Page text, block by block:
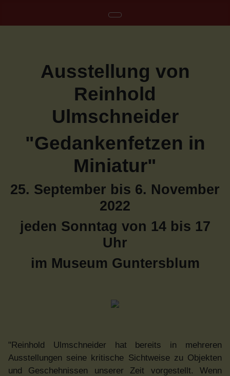
Ausstellung von
Reinhold
Ulmschneider
"Gedankenfetzen in
Miniatur"
25. September bis 6. November
2022
jeden Sonntag von 14 bis 17
Uhr
im Museum Guntersblum
"Reinhold Ulmschneider hat bereits in mehreren
Ausstellungen seine kritische Sichtweise zu Objekten
und Geschehnissen unserer Zeit vorgestellt. Wenn